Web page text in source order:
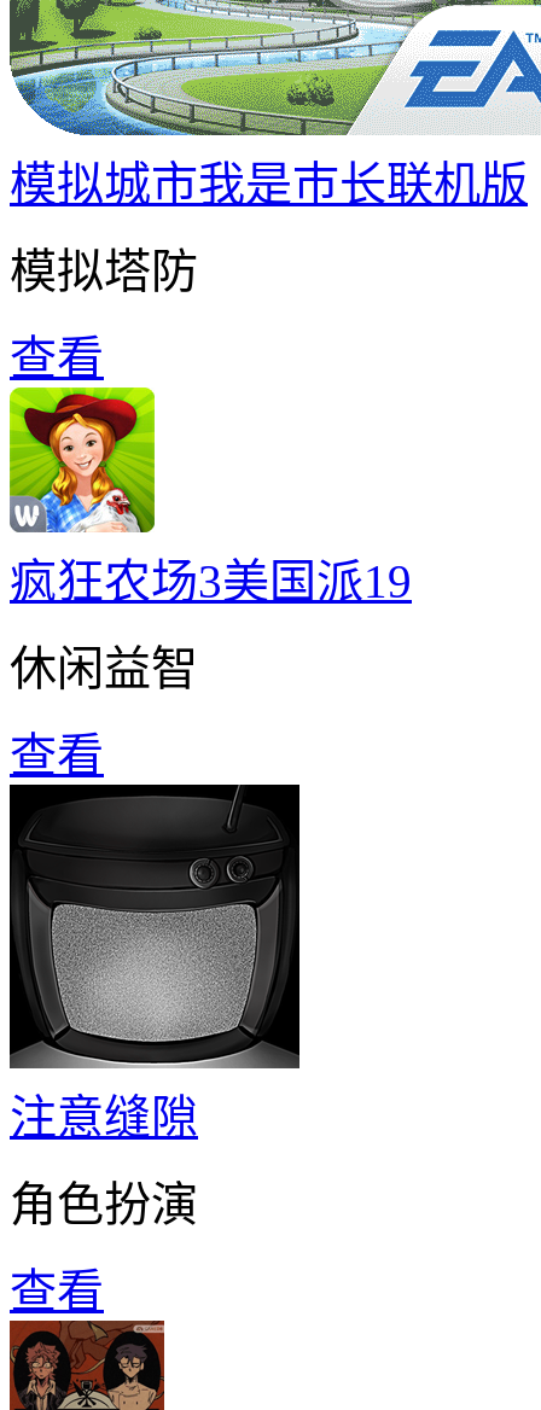
模拟城市我是巿长联机版
模拟塔防
查看
疯狂农场3美国派19
休闲益智
查看
注意缝隙
角色扮演
查看